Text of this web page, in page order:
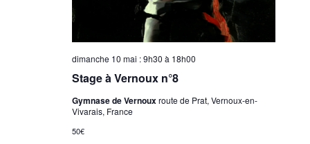
Stage à Vernoux n°8
dimanche 10 mai : 9h30 à 18h00
Gymnase de Vernouxroute de Prat, Vernoux-en-
Vivarais, France
50€